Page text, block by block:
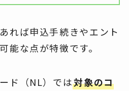
れば申込手続きやエント
能な点が特徴です。
ド（NL）では対象のコ